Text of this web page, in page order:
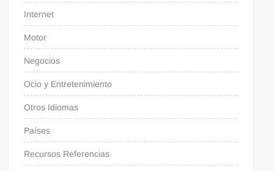
Internet
Motor
Negocios
Ocio y Entretenimiento
Otros Idiomas
Países
Recursos Referencias